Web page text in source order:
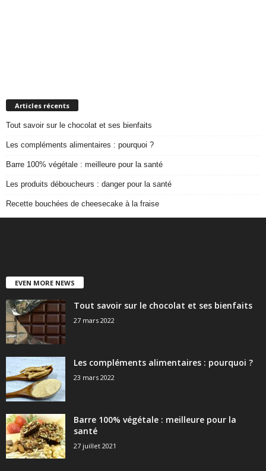
Articles récents
Tout savoir sur le chocolat et ses bienfaits
Les compléments alimentaires : pourquoi ?
Barre 100% végétale : meilleure pour la santé
Les produits déboucheurs : danger pour la santé
Recette bouchées de cheesecake à la fraise
EVEN MORE NEWS
Tout savoir sur le chocolat et ses bienfaits
27 mars 2022
Les compléments alimentaires : pourquoi ?
23 mars 2022
Barre 100% végétale : meilleure pour la
santé
27 juillet 2021